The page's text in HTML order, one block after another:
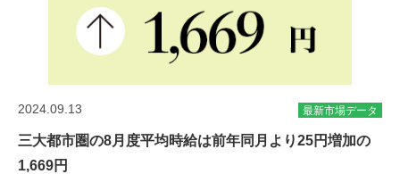
2024.09.13 最新市場データ
三大都市圏の8月度平均時給は前年同月より25円増加の
1,669円